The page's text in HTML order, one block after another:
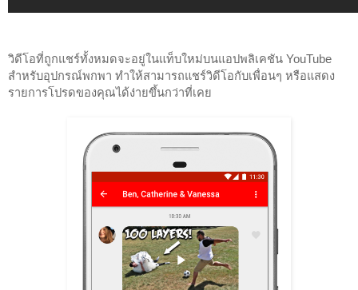
วิดีโอที่ถูกแชร์ทั้งหมดจะอยู่ในแท็บใหม่บนแอปพลิเคชัน YouTube
สำหรับอุปกรณ์พกพา ทำให้สามารถแชร์วิดีโอกับเพื่อนๆ หรือแสดง
รายการโปรดของคุณได้ง่ายขึ้นกว่าที่เคย